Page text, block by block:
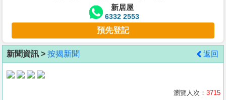
客
地
產
新居屋
6332 2553
預先登記
新聞資訊 > 按揭新聞 返回
瀏覽人次： 3715